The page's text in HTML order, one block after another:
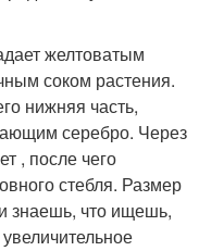
желтоватым
соком растения.
нижняя часть,
серебро. Через
, после чего
стебля. Размер
знаешь, что ищешь,